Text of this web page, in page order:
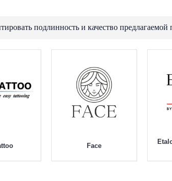
подлинность и качество
Face